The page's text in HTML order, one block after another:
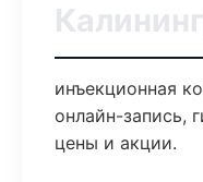
инъекционная
онлайн-запись,
цены и акции.